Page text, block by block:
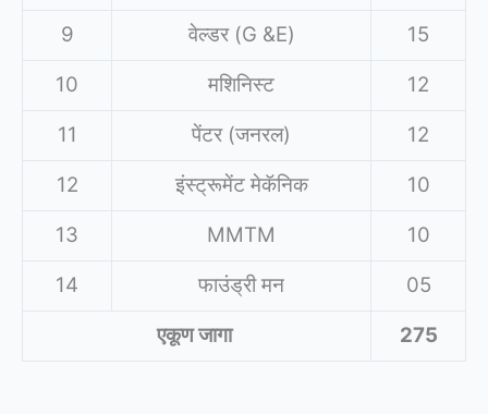
9
वेल्डर (G &E)
15
10
मशिनिस्ट
12
11
पेंटर (जनरल)
12
12
इंस्ट्रूमेंट मेकॅनिक
10
13
MMTM
10
14
फाउंड्री मन
05
एकूण जागा
275